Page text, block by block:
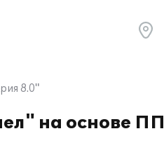
8.0"
на основе ПП